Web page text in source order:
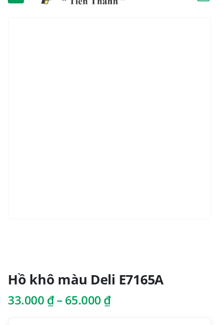
Hồ khô màu Deli E7165A
33.000 ₫ – 65.000 ₫Khoảng